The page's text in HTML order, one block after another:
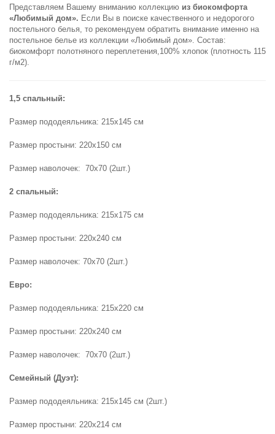
Представляем Вашему вниманию коллекцию из биокомфорта
«Любимый дом». Если Вы в поиске качественного и недорогого
постельного белья, то рекомендуем обратить внимание именно на
постельное белье из коллекции «Любимый дом». Состав:
биокомфорт полотняного переплетения,100% хлопок (плотность 115
г/м2).
1,5 спальный:
Размер пододеяльника: 215х145 см
Размер простыни: 220х150 см
Размер наволочек: 70х70 (2шт.)
2 спальный:
Размер пододеяльника: 215х175 см
Размер простыни: 220х240 см
Размер наволочек: 70х70 (2шт.)
Евро:
Размер пододеяльника: 215х220 см
Размер простыни: 220х240 см
Размер наволочек: 70х70 (2шт.)
Семейный (Дуэт):
Размер пододеяльника: 215х145 см (2шт.)
Размер простыни: 220х214 см